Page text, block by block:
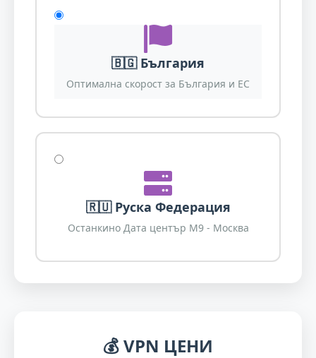
🇧🇬 България
Оптимална скорост за България и ЕС
🇷🇺 Руска Федерация
Останкино Дата център М9 - Москва
💰VPN ЦЕНИ